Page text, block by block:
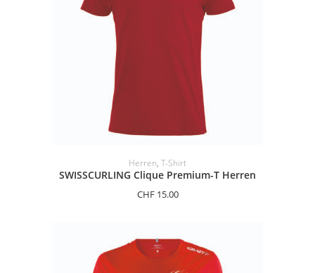
OPTIONEN AUSWÄHLEN
Herren, T-Shirt
SWISSCURLING Clique Premium-T Herren
CHF15.00